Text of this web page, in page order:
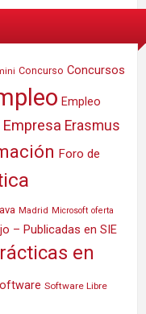
Concurso Concursos
Empleo
Empresa Erasmus
Foro de
Madrid Microsoft oferta
– Publicadas en SIE
en
Software Libre